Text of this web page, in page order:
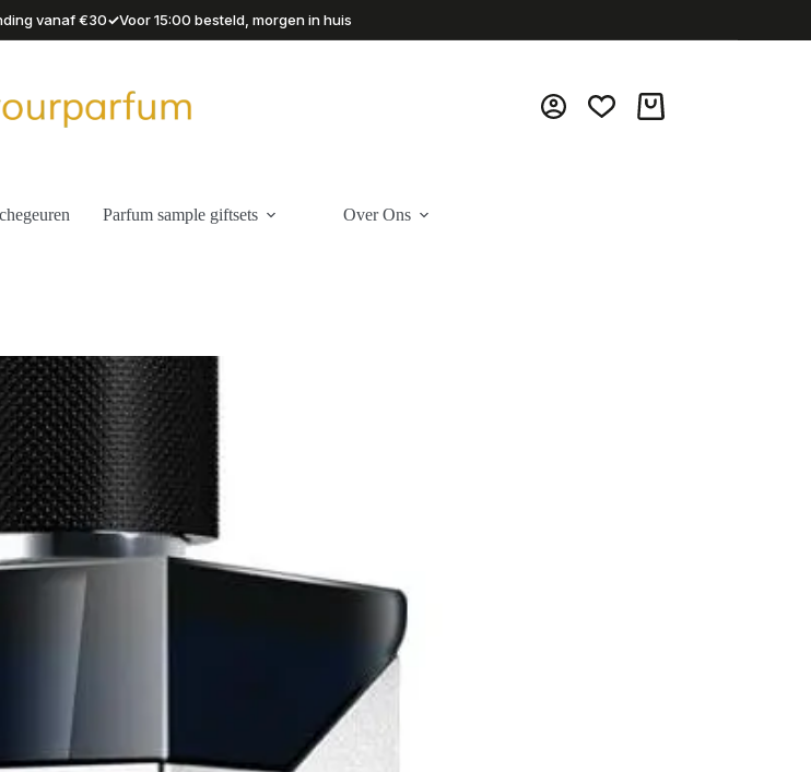
vanaf €30✓Voor 15:00 besteld, morgen in huis
Winkelwagen
Parfum sample giftsets Over Ons